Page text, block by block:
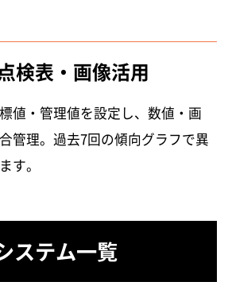
検表・画像活用
値・管理値を設定し、数値・画
管理。過去7回の傾向グラフで異
す。
ステム一覧